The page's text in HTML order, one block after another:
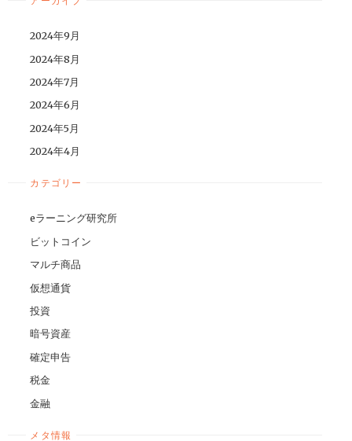
2024年9月
2024年8月
2024年7月
2024年6月
2024年5月
2024年4月
カテゴリー
eラーニング研究所
ビットコイン
マルチ商品
仮想通貨
投資
暗号資産
確定申告
税金
金融
メタ情報